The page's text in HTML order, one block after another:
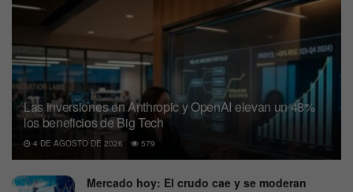
Las inversiones en Anthropic y OpenAI elevan un 48%
los beneficios de Big Tech
4 DE AGOSTO DE 2026 579
Mercado hoy: El crudo cae y se moderan